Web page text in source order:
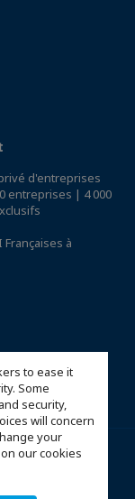
to ease it
Some
security,
will concern
your
our cookies
d'entreprises
entreprises | 4 000
à